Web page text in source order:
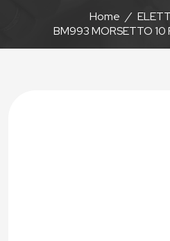
Home /
BM993 MORSETTO 10